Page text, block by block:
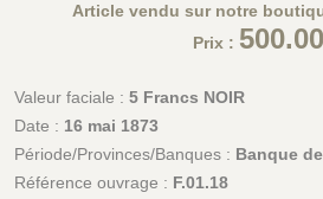
Article vendu sur notre
Prix : 500.00
Valeur faciale : 5 Francs NOIR
Date : 16 mai 1873
Période/Provinces/Banques : Banque
Référence ouvrage : F.01.18